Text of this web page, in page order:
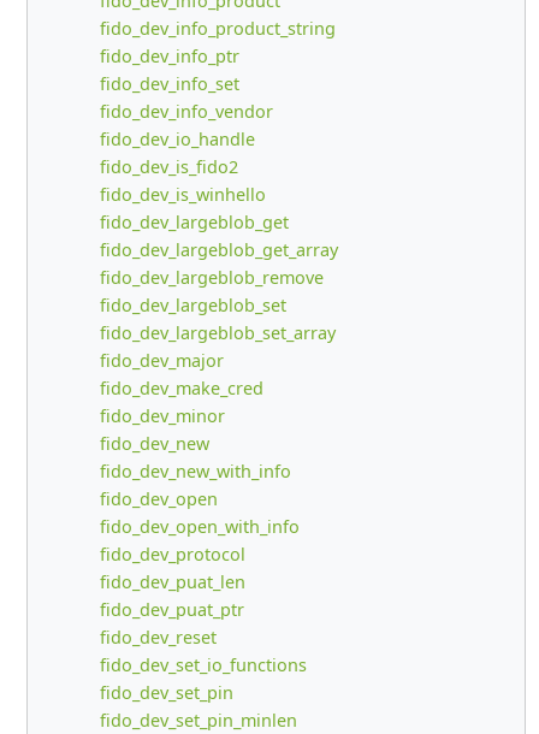
fido_dev_info_product_string
fido_dev_info_ptr
fido_dev_info_set
fido_dev_info_vendor
fido_dev_io_handle
fido_dev_is_fido2
fido_dev_is_winhello
fido_dev_largeblob_get
fido_dev_largeblob_get_array
fido_dev_largeblob_remove
fido_dev_largeblob_set
fido_dev_largeblob_set_array
fido_dev_major
fido_dev_make_cred
fido_dev_minor
fido_dev_new
fido_dev_new_with_info
fido_dev_open
fido_dev_open_with_info
fido_dev_protocol
fido_dev_puat_len
fido_dev_puat_ptr
fido_dev_reset
fido_dev_set_io_functions
fido_dev_set_pin
fido_dev_set_pin_minlen